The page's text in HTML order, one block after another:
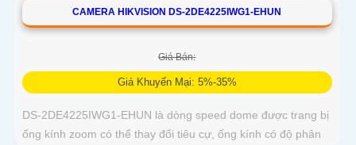
CAMERA HIKVISION DS-2DE4225IWG1-EHUN
Giá Bán:
Giá Khuyến Mại: 5%-35%
DS-2DE4225IWG1-EHUN là dòng speed dome được trang bị
ống kính zoom có thể thay đổi tiêu cự, ống kính có độ phân